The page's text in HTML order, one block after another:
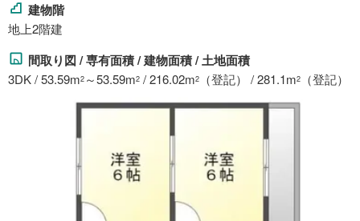
建物階
地上2階建
間取り図 / 専有面積 / 建物面積 / 土地面積
3DK / 53.59m2 ～53.59m2 / 216.02m2 （登記） / 281.1m2 （登記）